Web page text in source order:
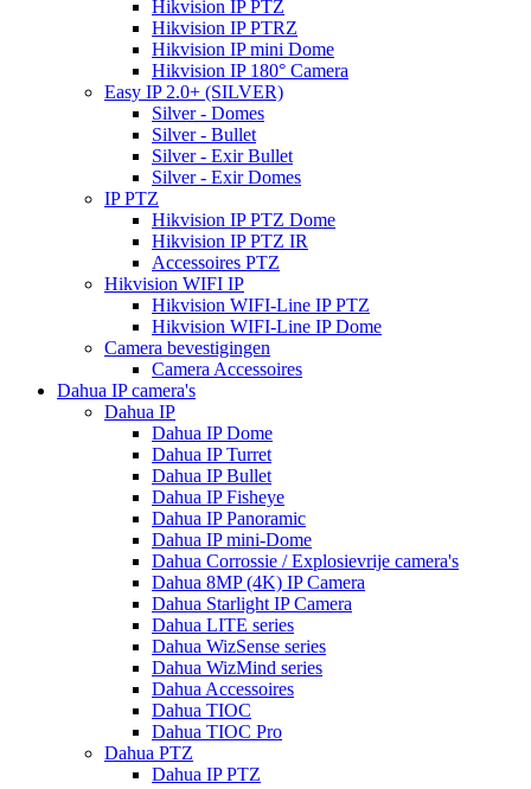
Hikvision IP PTZ
Hikvision IP PTRZ
Hikvision IP mini Dome
Hikvision IP 180° Camera
Easy IP 2.0+ (SILVER)
Silver - Domes
Silver - Bullet
Silver - Exir Bullet
Silver - Exir Domes
IP PTZ
Hikvision IP PTZ Dome
Hikvision IP PTZ IR
Accessoires PTZ
Hikvision WIFI IP
Hikvision WIFI-Line IP PTZ
Hikvision WIFI-Line IP Dome
Camera bevestigingen
Camera Accessoires
Dahua IP camera's
Dahua IP
Dahua IP Dome
Dahua IP Turret
Dahua IP Bullet
Dahua IP Fisheye
Dahua IP Panoramic
Dahua IP mini-Dome
Dahua Corrossie / Explosievrije camera's
Dahua 8MP (4K) IP Camera
Dahua Starlight IP Camera
Dahua LITE series
Dahua WizSense series
Dahua WizMind series
Dahua Accessoires
Dahua TIOC
Dahua TIOC Pro
Dahua PTZ
Dahua IP PTZ